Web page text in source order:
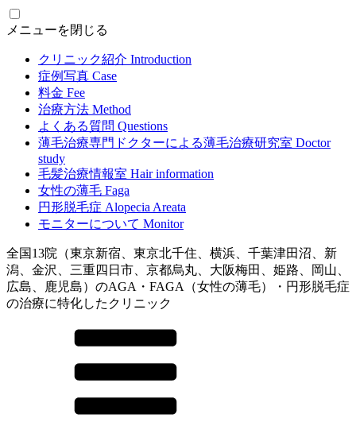
メニューを閉じる
クリニック紹介 Introduction
症例写真 Case
料金 Fee
治療方法 Method
よくある質問 Questions
薄毛治療専門ドクターによる薄毛治療研究室 Doctor
study
毛髪治療情報室 Hair information
女性の薄毛 Faga
円形脱毛症 Alopecia Areata
モニターについて Monitor
全国13院（東京新宿、東京北千住、横浜、千葉津田沼、新
潟、金沢、三重四日市、京都烏丸、大阪梅田、姫路、岡山、
広島、鹿児島）のAGA・FAGA（女性の薄毛）・円形脱毛症
の治療に特化したクリニック